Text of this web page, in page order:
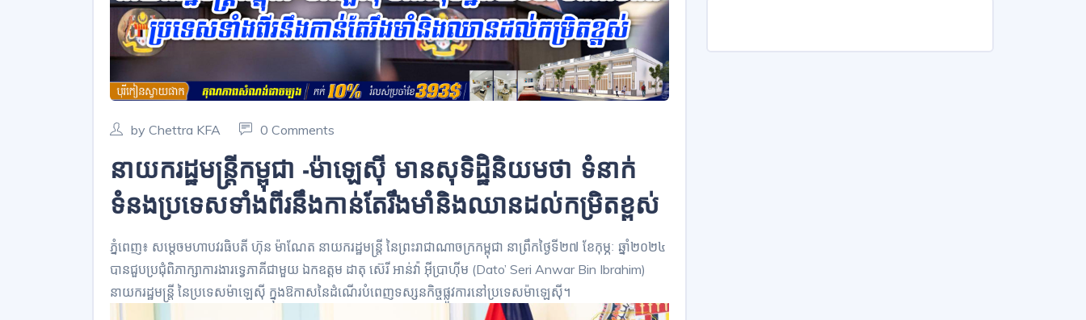
by Chettra KFA 0 Comments
នាយករដ្ឋមន្ត្រីកម្ពុជា -ម៉ាឡេស៊ី មានសុទិដ្ឋិនិយមថា ទំនាក់
ទំនងប្រទេសទាំងពីរនឹងកាន់តែរឹងមាំនិងឈានដល់កម្រិតខ្ពស់
ភ្នំពេញ៖ សម្តេចមហាបវរធិបតី ហ៊ុន ម៉ាណែត នាយករដ្ឋមន្ត្រី នៃព្រះរាជាណាចក្រកម្ពុជា នាព្រឹកថ្ងៃទី២៧ ខែកុម្ភៈ ឆ្នាំ២០២៤
បានជួបប្រជុំពិភាក្សាការងារទ្វេភាគីជាមួយ ឯកឧត្តម ដាតុ ស៊េរី អាន់វ៉ា អ៊ីប្រាហ៊ីម (Dato’ Seri Anwar Bin Ibrahim)
នាយករដ្ឋមន្រ្តី នៃប្រទេសម៉ាឡេស៊ី ក្នុងឱកាសនៃដំណើរបំពេញទស្សនកិច្ចផ្លូវការនៅប្រទេសម៉ាឡេស៊ី។